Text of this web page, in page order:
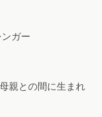
ガー
親との間に生まれ